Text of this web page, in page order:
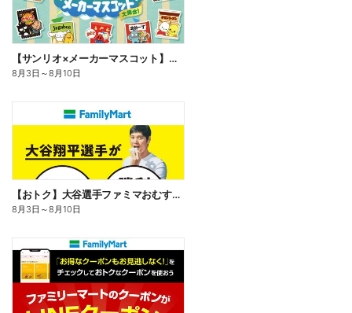
【サンリオ×メーカーマスコット】オリジナルグッズ貰える!
8月3日 ～8月10日
【おトク】大谷選手ファミマおむすび割
8月3日 ～8月10日